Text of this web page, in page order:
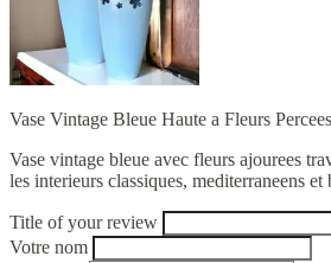
Vase Vintage Bleue Haute a Fleurs Percees
Vase vintage bleue avec fleurs ajourees
les interieurs classiques, mediterraneens et
Title of your review
Votre nom